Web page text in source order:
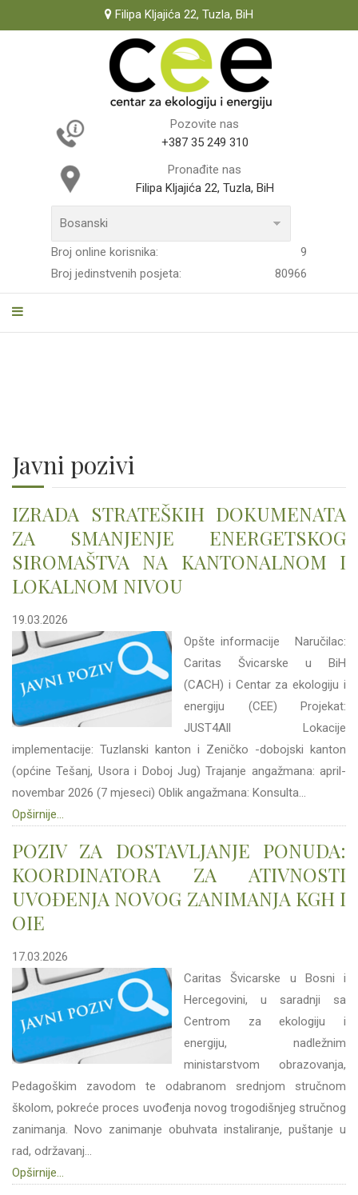
Filipa Kljajića 22, Tuzla, BiH
Pozovite nas
+387 35 249 310
Pronađite nas
Filipa Kljajića 22, Tuzla, BiH
Broj online korisnika:
9
Broj jedinstvenih posjeta:
80966
Javni pozivi
IZRADA STRATEŠKIH DOKUMENATA
ZA SMANJENJE ENERGETSKOG
SIROMAŠTVA NA KANTONALNOM I
LOKALNOM NIVOU
19.03.2026
Opšte informacije Naručilac:
Caritas Švicarske u BiH
(CACH) i Centar za ekologiju i
energiju (CEE) Projekat:
JUST4All Lokacije
implementacije: Tuzlanski kanton i Zeničko -dobojski kanton
(općine Tešanj, Usora i Doboj Jug) Trajanje angažmana: april-
novembar 2026 (7 mjeseci) Oblik angažmana: Konsulta...
Opširnije...
POZIV ZA DOSTAVLJANJE PONUDA:
KOORDINATORA ZA ATIVNOSTI
UVOĐENJA NOVOG ZANIMANJA KGH I
OIE
17.03.2026
Caritas Švicarske u Bosni i
Hercegovini, u saradnji sa
Centrom za ekologiju i
energiju, nadležnim
ministarstvom obrazovanja,
Pedagoškim zavodom te odabranom srednjom stručnom
školom, pokreće proces uvođenja novog trogodišnjeg stručnog
zanimanja. Novo zanimanje obuhvata instaliranje, puštanje u
rad, održavanj...
Opširnije...